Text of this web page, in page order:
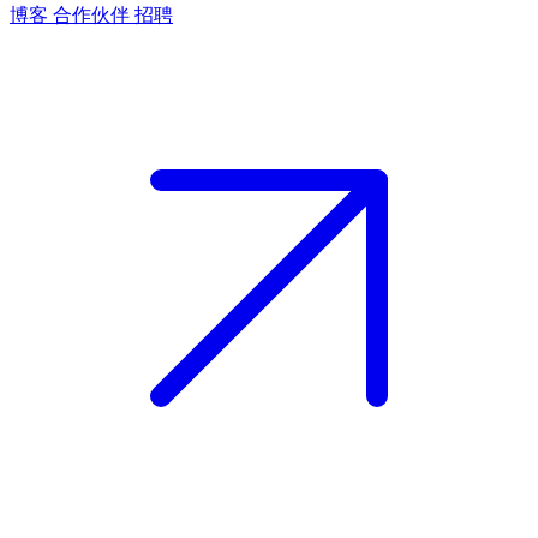
博客 合作伙伴 招聘